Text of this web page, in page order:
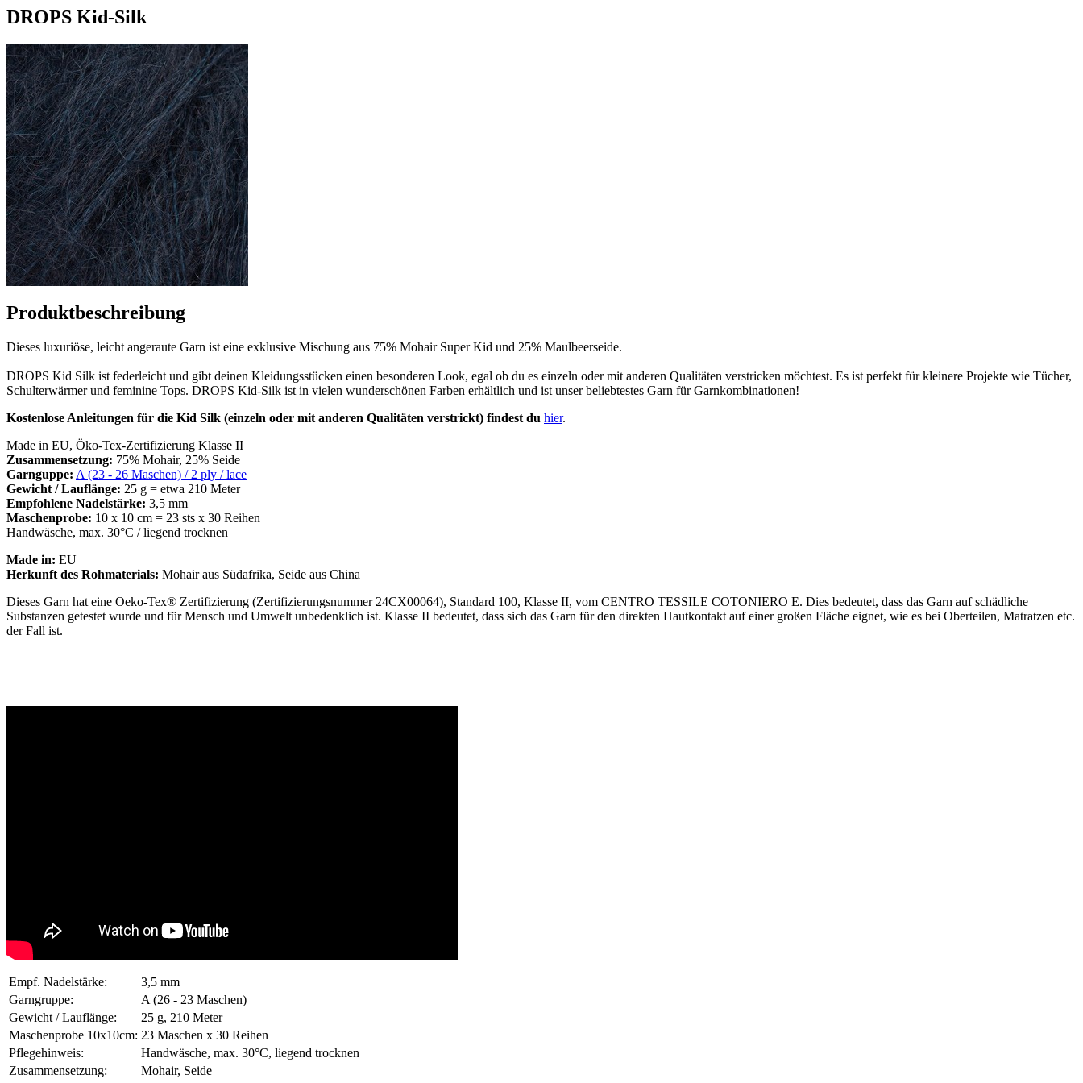
DROPS Kid-Silk
Produktbeschreibung
Dieses luxuriöse, leicht angeraute Garn ist eine exklusive Mischung aus 75% Mohair Super Kid und 25% Maulbeerseide.
DROPS Kid Silk ist federleicht und gibt deinen Kleidungsstücken einen besonderen Look, egal ob du es einzeln oder mit anderen Qualitäten verstricken möchtest. Es ist perfekt für kleinere Projekte wie Tücher,
Schulterwärmer und feminine Tops. DROPS Kid-Silk ist in vielen wunderschönen Farben erhältlich und ist unser beliebtestes Garn für Garnkombinationen!
Kostenlose Anleitungen für die Kid Silk (einzeln oder mit anderen Qualitäten verstrickt) findest du hier.
Made in EU, Öko-Tex-Zertifizierung Klasse II
Zusammensetzung: 75% Mohair, 25% Seide
Garnguppe: A (23 - 26 Maschen) / 2 ply / lace
Gewicht / Lauflänge: 25 g = etwa 210 Meter
Empfohlene Nadelstärke: 3,5 mm
Maschenprobe: 10 x 10 cm = 23 sts x 30 Reihen
Handwäsche, max. 30°C / liegend trocknen
Made in: EU
Herkunft des Rohmaterials: Mohair aus Südafrika, Seide aus China
Dieses Garn hat eine Oeko-Tex® Zertifizierung (Zertifizierungsnummer 24CX00064), Standard 100, Klasse II, vom CENTRO TESSILE COTONIERO E. Dies bedeutet, dass das Garn auf schädliche
Substanzen getestet wurde und für Mensch und Umwelt unbedenklich ist. Klasse II bedeutet, dass sich das Garn für den direkten Hautkontakt auf einer großen Fläche eignet, wie es bei Oberteilen, Matratzen etc.
der Fall ist.
Empf. Nadelstärke:
3,5 mm
Garngruppe:
A (26 - 23 Maschen)
Gewicht / Lauflänge:
25 g, 210 Meter
Maschenprobe 10x10cm: 23 Maschen x 30 Reihen
Pflegehinweis:
Handwäsche, max. 30°C, liegend trocknen
Zusammensetzung:
Mohair, Seide